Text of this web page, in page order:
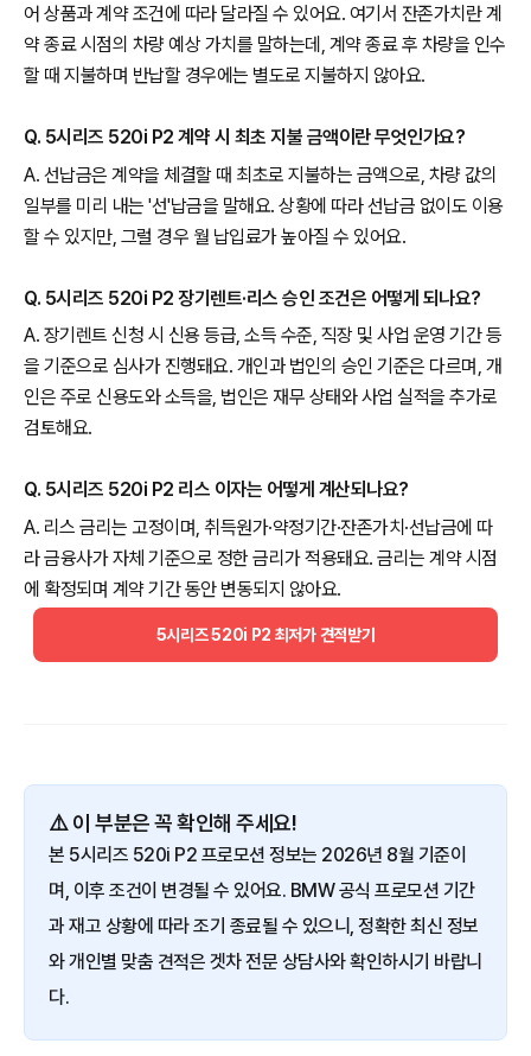
어 상품과 계약 조건에 따라 달라질 수 있어요. 여기서 잔존가치란 계
약 종료 시점의 차량 예상 가치를 말하는데, 계약 종료 후 차량을 인수
할 때 지불하며 반납할 경우에는 별도로 지불하지 않아요.
Q. 5시리즈 520i P2 계약 시 최초 지불 금액이란 무엇인가요?
A. 선납금은 계약을 체결할 때 최초로 지불하는 금액으로, 차량 값의
일부를 미리 내는 '선'납금을 말해요. 상황에 따라 선납금 없이도 이용
할 수 있지만, 그럴 경우 월 납입료가 높아질 수 있어요.
Q. 5시리즈 520i P2 장기렌트·리스 승인 조건은 어떻게 되나요?
A. 장기렌트 신청 시 신용 등급, 소득 수준, 직장 및 사업 운영 기간 등
을 기준으로 심사가 진행돼요. 개인과 법인의 승인 기준은 다르며, 개
인은 주로 신용도와 소득을, 법인은 재무 상태와 사업 실적을 추가로
검토해요.
Q. 5시리즈 520i P2 리스 이자는 어떻게 계산되나요?
A. 리스 금리는 고정이며, 취득원가·약정기간·잔존가치·선납금에 따
라 금융사가 자체 기준으로 정한 금리가 적용돼요. 금리는 계약 시점
에 확정되며 계약 기간 동안 변동되지 않아요.
5시리즈 520i P2 최저가 견적받기
⚠️ 이 부분은 꼭 확인해 주세요!
본 5시리즈 520i P2 프로모션 정보는 2026년 8월 기준이
며, 이후 조건이 변경될 수 있어요. BMW 공식 프로모션 기간
과 재고 상황에 따라 조기 종료될 수 있으니, 정확한 최신 정보
와 개인별 맞춤 견적은 겟차 전문 상담사와 확인하시기 바랍니
다.